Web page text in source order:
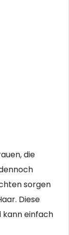
die
sorgen
Diese
kann einfach